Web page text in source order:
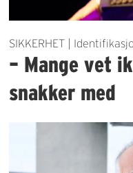
SIKKERHET |
– Mange vet
snakker med